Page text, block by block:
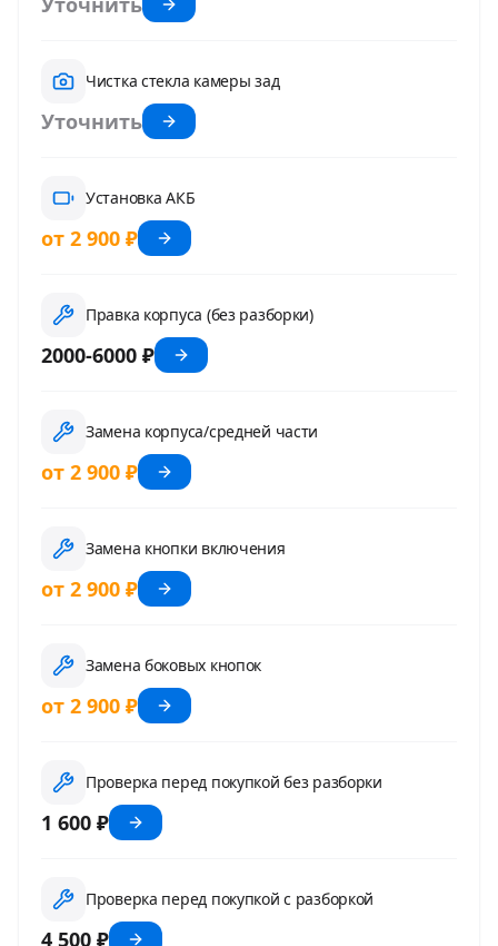
Чистка стекла камеры зад
Уточнить
Установка АКБ
от 2 900 ₽
Правка корпуса (без разборки)
2000-6000 ₽
Замена корпуса/средней части
от 2 900 ₽
Замена кнопки включения
от 2 900 ₽
Замена боковых кнопок
от 2 900 ₽
Проверка перед покупкой без разборки
1 600 ₽
Проверка перед покупкой с разборкой
4 500 ₽